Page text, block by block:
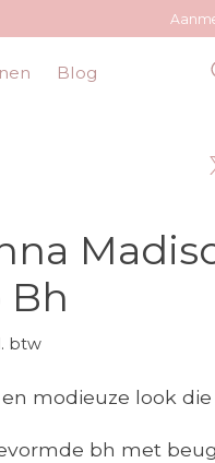
Blog
Bh
btw
modieuze look
bh met